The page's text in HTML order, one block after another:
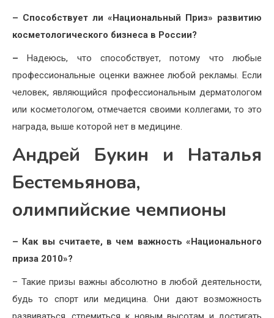
– Способствует ли «Национальный Приз» развитию
косметологического бизнеса в России?
– Надеюсь, что способствует, потому что любые
профессиональные оценки важнее любой рекламы. Если
человек, являющийся профессиональным дерматологом
или косметологом, отмечается своими коллегами, то это
награда, выше которой нет в медицине.
Андрей Букин и Наталья
Бестемьянова,
олимпийские чемпионы
– Как вы считаете, в чем важность «Национального
приза 2010»?
– Такие призы важны абсолютно в любой деятельности,
будь то спорт или медицина. Они дают возможность